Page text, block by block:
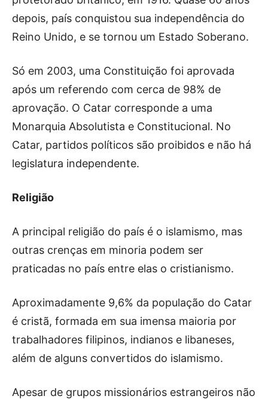
depois, país conquistou sua independência do
Reino Unido, e se tornou um Estado Soberano.
Só em 2003, uma Constituição foi aprovada
após um referendo com cerca de 98% de
aprovação. O Catar corresponde a uma
Monarquia Absolutista e Constitucional. No
Catar, partidos políticos são proibidos e não há
legislatura independente.
Religião
A principal religião do país é o islamismo, mas
outras crenças em minoria podem ser
praticadas no país entre elas o cristianismo.
Aproximadamente 9,6% da população do Catar
é cristã, formada em sua imensa maioria por
trabalhadores filipinos, indianos e libaneses,
além de alguns convertidos do islamismo.
Apesar de grupos missionários estrangeiros não